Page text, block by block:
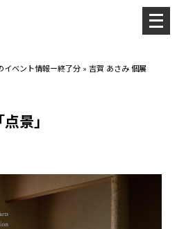
イベント情報ー終了分 »吉賀 あさみ 個展
景」
メ
ニ
ー